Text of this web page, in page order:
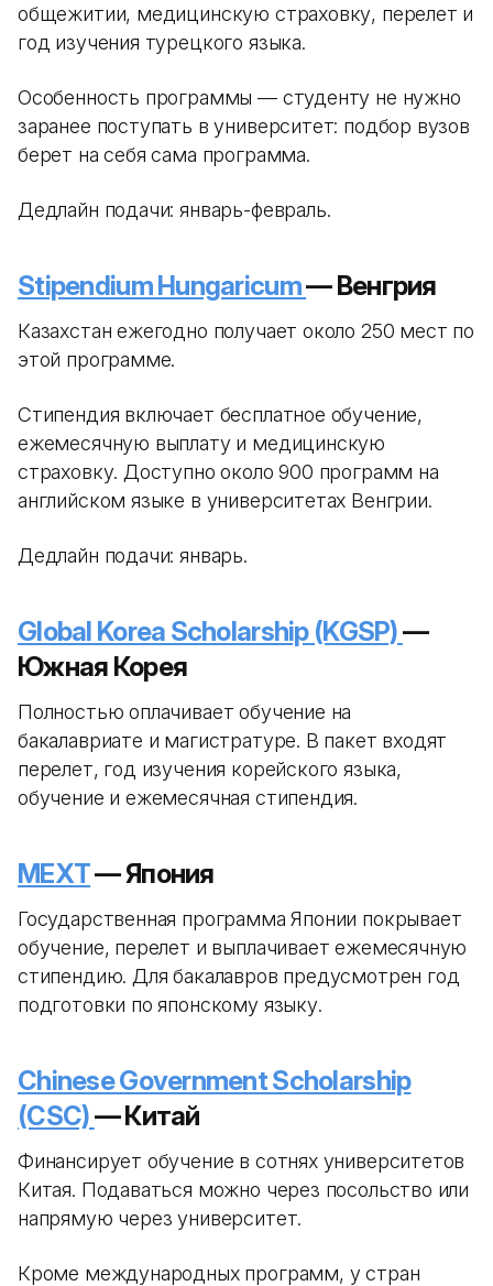
общежитии, медицинскую страховку, перелет и
год изучения турецкого языка.
Особенность программы — студенту не нужно
заранее поступать в университет: подбор вузов
берет на себя сама программа.
Дедлайн подачи: январь-февраль.
Stipendium Hungaricum— Венгрия
Казахстан ежегодно получает около 250 мест по
этой программе.
Стипендия включает бесплатное обучение,
ежемесячную выплату и медицинскую
страховку. Доступно около 900 программ на
английском языке в университетах Венгрии.
Дедлайн подачи: январь.
Global Korea Scholarship (KGSP)—
Южная Корея
Полностью оплачивает обучение на
бакалавриате и магистратуре. В пакет входят
перелет, год изучения корейского языка,
обучение и ежемесячная стипендия.
MEXT— Япония
Государственная программа Японии покрывает
обучение, перелет и выплачивает ежемесячную
стипендию. Для бакалавров предусмотрен год
подготовки по японскому языку.
Chinese Government Scholarship
(CSC)— Китай
Финансирует обучение в сотнях университетов
Китая. Подаваться можно через посольство или
напрямую через университет.
Кроме международных программ, у стран